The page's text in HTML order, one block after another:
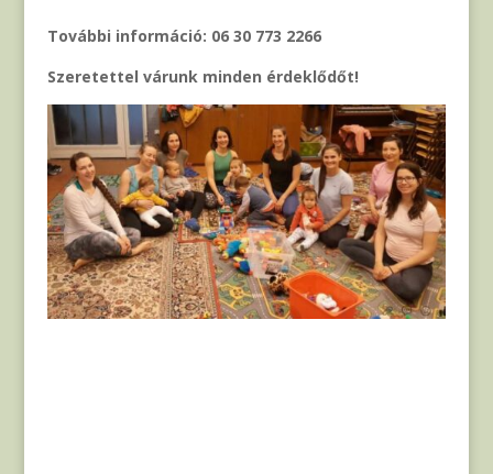
További információ: 06 30 773 2266
Szeretettel várunk minden érdeklődőt!